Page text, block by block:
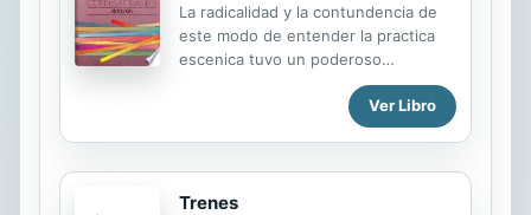
La radicalidad y la contundencia de
este modo de entender la practica
escenica tuvo un poderoso
epicentro en el movimiento teatral
colombiano y en sus nombres mas
ilustres: el teatro experimental de
Bogota.
Ver Libro
Trenes